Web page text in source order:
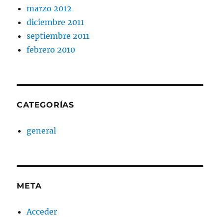
marzo 2012
diciembre 2011
septiembre 2011
febrero 2010
CATEGORÍAS
general
META
Acceder